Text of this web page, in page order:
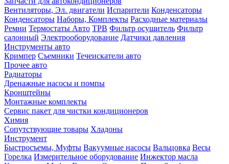
Вентиляторы, Эл. двигатели Испарители Конденсаторы
Конденсаторы Наборы, Комплекты Расходные материалы
Ремни Термостаты Авто ТРВ Фильтр осушитель Фильтр
салонный Электрооборудование Датчики давления
Инструменты авто
Кримпер Съемники Течеискатели авто
Прочее авто
Радиаторы
Дренажные насосы и помпы
Кронштейны
Монтажные комплекты
Сервис пакет для чистки кондиционеров
Химия
Сопутствующие товары Хладоны
Инструмент
Быстросъемы, Муфты Вакуумные насосы Вальцовка Весы
Горелка Измерительное оборудование Инжектор масла